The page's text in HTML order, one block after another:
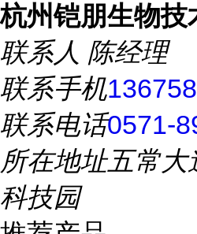
杭州铠朋生物技
联系人 陈经理
联系手机
联系电话0571-
所在地址五常大
科技园